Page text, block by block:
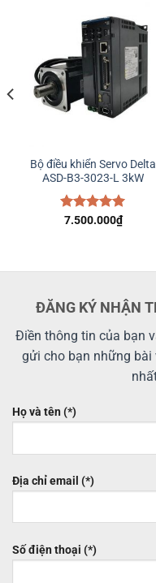
Bộ điều khiển Servo Delta
ASD-B3-3023-L 3kW
Được xếp
7.500.000₫
ĐĂNG KÝ NHẬN
Điền thông tin của bạn
gửi cho bạn những
Họ và tên (*)
Địa chỉ email (*)
Số điện thoại (*)